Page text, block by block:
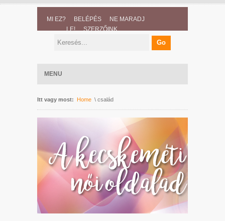
MI EZ? BELÉPÉS
NE MARADJ
LE!
SZERZŐINK
MENU
Itt vagy most: Home \ család